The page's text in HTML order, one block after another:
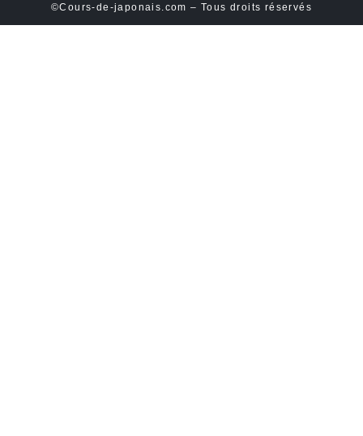
©Cours-de-japonais.com – Tous droits réservés